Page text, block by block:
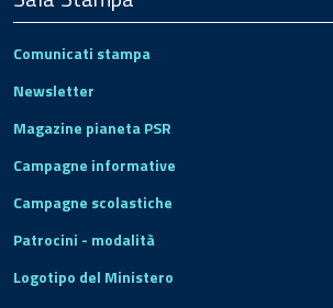
Comunicati stampa
Newsletter
Magazine pianeta PSR
Campagne informative
Campagne scolastiche
Patrocini - modalità
Logotipo del Ministero